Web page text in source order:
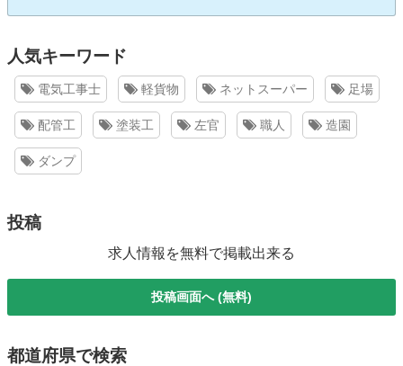
人気キーワード
電気工事士 軽貨物 ネットスーパー 足場
配管工 塗装工 左官 職人 造園
ダンプ
投稿
求人情報を無料で掲載出来る
投稿画面へ (無料)
都道府県で検索